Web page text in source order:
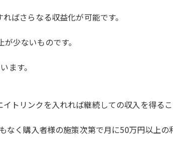
ばさらなる収益化が可能です。
少ないものです。
ます。
トリンクを入れれば継続しての収入を得るこ
く購入者様の施策次第で月に50万円以上の